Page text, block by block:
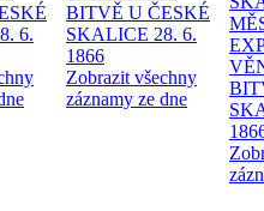
6.
BITVĚ U ČESKÉ
SKALICE 28. 6.
1866
Zobrazit všechny
záznamy ze dne